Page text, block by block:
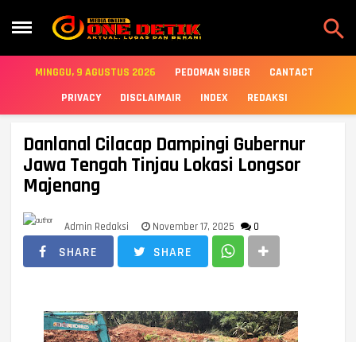

MINGGU, 9 AGUSTUS 2026 PEDOMAN SIBER
CANTACT
PRIVACY
DISCLAIMAIR INDEX REDAKSI
Danlanal Cilacap Dampingi Gubernur
Jawa Tengah Tinjau Lokasi Longsor
Majenang
Admin Redaksi November 17, 2025 0
SHARE SHARE